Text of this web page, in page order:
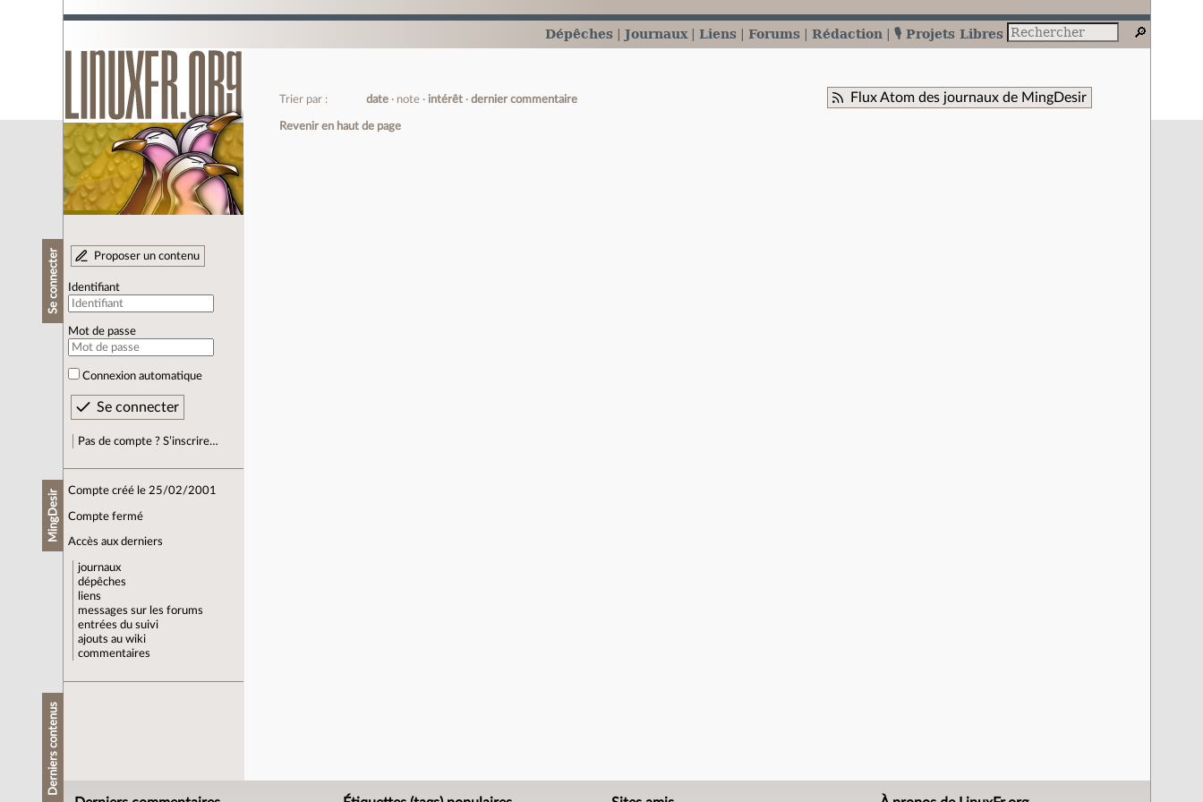
Dépêches Journaux Liens Forums Rédaction 🎙️ Projets Libres
Se connecter Proposer un contenu
Identifiant
Mot de passe
Connexion automatique
Pas de compte ? S’inscrire…
MingDesir Compte créé le 25/02/2001
Compte fermé
Accès aux derniers
journaux
dépêches
liens
messages sur les forums
entrées du suivi
ajouts au wiki
commentaires
Derniers contenus
Flux Atom des journaux de MingDesir
Trier par : date note intérêt dernier commentaire
Revenir en haut de page